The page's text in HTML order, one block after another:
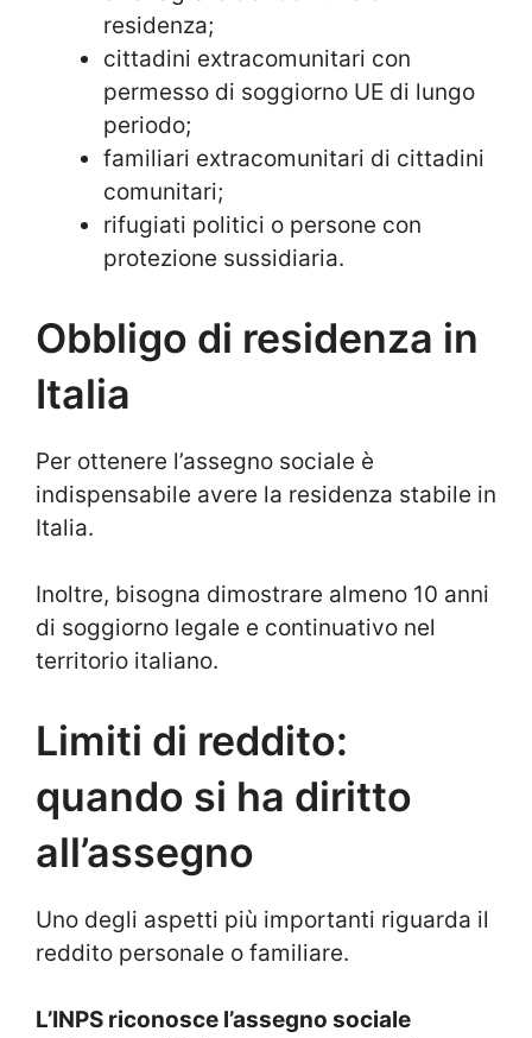
residenza;
cittadini extracomunitari con
permesso di soggiorno UE di lungo
periodo;
familiari extracomunitari di cittadini
comunitari;
rifugiati politici o persone con
protezione sussidiaria.
Obbligo di residenza in
Italia
Per ottenere l’assegno sociale è
indispensabile avere la residenza stabile in
Italia.
Inoltre, bisogna dimostrare almeno 10 anni
di soggiorno legale e continuativo nel
territorio italiano.
Limiti di reddito:
quando si ha diritto
all’assegno
Uno degli aspetti più importanti riguarda il
reddito personale o familiare.
L’INPS riconosce l’assegno sociale